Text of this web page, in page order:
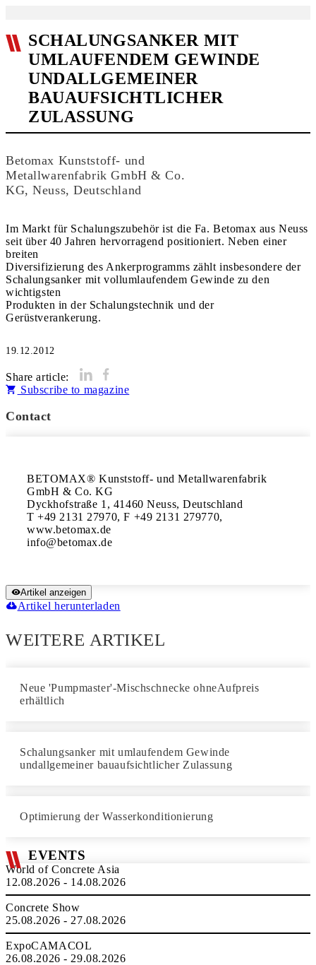
SCHALUNGSANKER MIT
UMLAUFENDEM GEWINDE
UNDALLGEMEINER
BAUAUFSICHTLICHER
ZULASSUNG
Betomax Kunststoff- und
Metallwarenfabrik GmbH & Co.
KG, Neuss, Deutschland
Im Markt für Schalungszubehör ist die Fa. Betomax aus Neuss
seit über 40 Jahren hervorragend positioniert. Neben einer
breiten
Diversifizierung des Ankerprogramms zählt insbesondere der
Schalungsanker mit vollumlaufendem Gewinde zu den
wichtigsten
Produkten in der Schalungstechnik und der
Gerüstverankerung.
19.12.2012
Share article:
Subscribe to magazine
Contact
BETOMAX® Kunststoff- und Metallwarenfabrik
GmbH & Co. KG
Dyckhofstraße 1, 41460 Neuss, Deutschland
T +49 2131 27970, F +49 2131 279770,
www.betomax.de
Artikel anzeigen
Artikel herunterladen
WEITERE ARTIKEL
Neue 'Pumpmaster'-Mischschnecke ohneAufpreis
erhältlich
Schalungsanker mit umlaufendem Gewinde
undallgemeiner bauaufsichtlicher Zulassung
Optimierung der Wasserkonditionierung
EVENTS
World of Concrete Asia
12.08.2026 - 14.08.2026
Concrete Show
25.08.2026 - 27.08.2026
ExpoCAMACOL
26.08.2026 - 29.08.2026